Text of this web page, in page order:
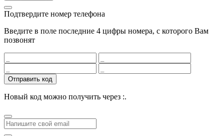
Подтвердите номер телефона
Введите в поле последние 4 цифры номера, с которого Вам
позвонят
Отправить код
Новый код можно получить через :.